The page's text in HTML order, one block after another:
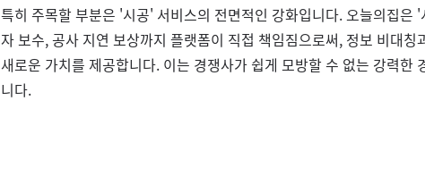
특히 주목할 부분은 '시공' 서비스의 전면적인 강화입니다. 오늘의집은
자 보수, 공사 지연 보상까지 플랫폼이 직접 책임짐으로써, 정보 비대
새로운 가치를 제공합니다. 이는 경쟁사가 쉽게 모방할 수 없는 강력한
니다.